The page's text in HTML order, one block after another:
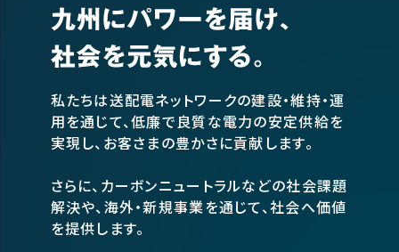
私たちは送配電ネットワークの建設・維持・運
用を通じて、低廉で良質な電力の安定供給を
実現し、お客さまの豊かさに貢献します。
さらに、カーボンニュートラルなどの社会課題
解決や、海外・新規事業を通じて、社会へ価値
を提供します。